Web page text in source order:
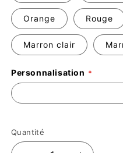
Orange Rouge
Marron clair
Personnalisation
Quantité